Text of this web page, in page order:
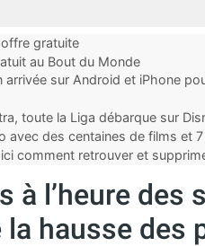
offre gratuite
au Bout du Monde
sur Android et iPhone
toute la Liga débarque sur
avec des centaines de films et
comment retrouver et
à l’heure des
hausse des